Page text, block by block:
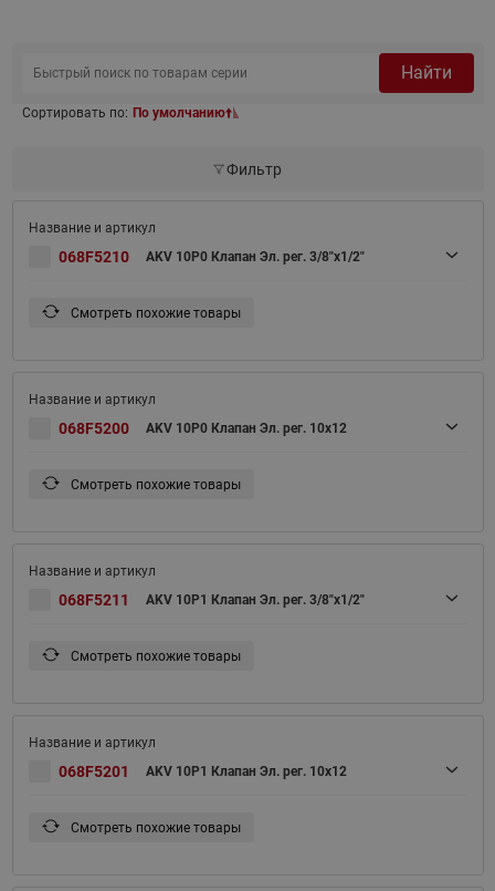
Найти
Сортировать по: По умолчанию
Фильтр
068F5210 AKV 10P0 Клапан Эл. рег. 3/8"х1/2"
Смотреть похожие товары
068F5200 AKV 10P0 Клапан Эл. рег. 10x12
Смотреть похожие товары
068F5211 AKV 10P1 Клапан Эл. рег. 3/8"х1/2"
Смотреть похожие товары
068F5201 AKV 10P1 Клапан Эл. рег. 10x12
Смотреть похожие товары